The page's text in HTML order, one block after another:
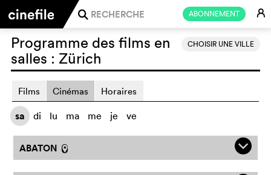
ABONNEMENT E
j
CHOISIR UNE VILLE
Programme des films en
salles : Zürich
Films Cinémas Horaires
sa di lu ma me je ve
ABATON l q